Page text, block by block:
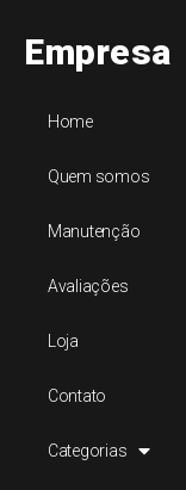
Empresa
Home
Quem somos
Manutenção
Avaliações
Loja
Contato
Categorias